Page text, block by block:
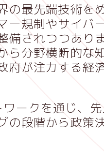
の最先端技術を
ー規制やサイバ
備されつつあり
ら分野横断的な
府が注力する経
ークを通じ、
の段階から政策